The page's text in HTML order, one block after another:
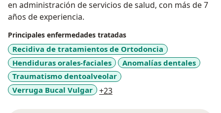
en administración de servicios de salud, con más de 7
años de experiencia.
Principales enfermedades tratadas
Recidiva de tratamientos de Ortodoncia
Hendiduras orales-faciales
Anomalías dentales
Traumatismo dentoalveolar
Verruga Bucal Vulgar
+23a11y_sr_more_diseases